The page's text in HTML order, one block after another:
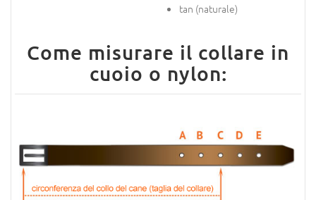
tan (naturale)
Come misurare il collare in
cuoio o nylon: